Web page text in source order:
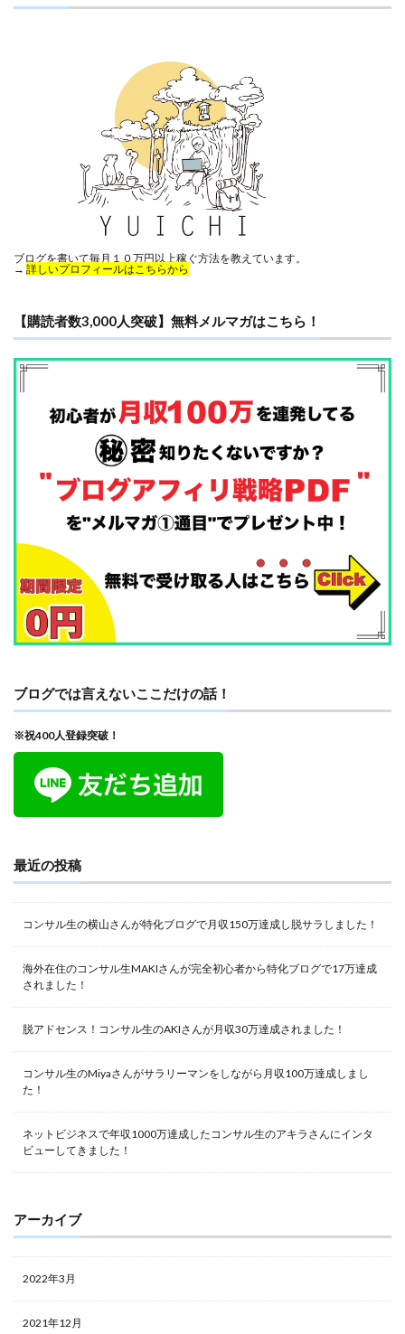
ブログを書いて毎月１０万円以上稼ぐ方法を教えています。
→ 詳しいプロフィールはこちらから
【購読者数3,000人突破】無料メルマガはこちら！
ブログでは言えないここだけの話！
※祝400人登録突破！
最近の投稿
コンサル生の横山さんが特化ブログで月収150万達成し脱サラしました！
海外在住のコンサル生MAKIさんが完全初心者から特化ブログで17万達成
されました！
脱アドセンス！コンサル生のAKIさんが月収30万達成されました！
コンサル生のMiyaさんがサラリーマンをしながら月収100万達成しまし
た！
ネットビジネスで年収1000万達成したコンサル生のアキラさんにインタ
ビューしてきました！
アーカイブ
2022年3月
2021年12月